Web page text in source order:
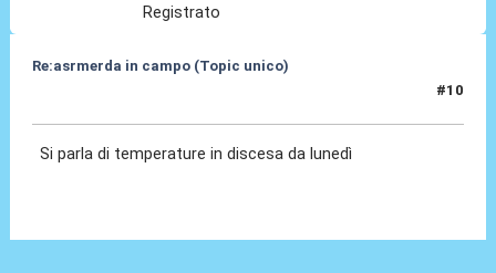
Registrato
Re:asrmerda in campo (Topic unico)
#10
Si parla di temperature in discesa da lunedì